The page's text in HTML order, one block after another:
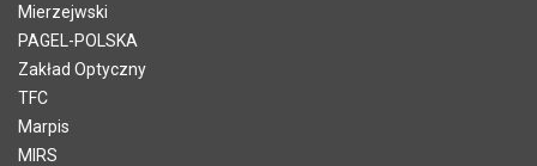
Mierzejwski
PAGEL-POLSKA
Zakład Optyczny
TFC
Marpis
MIRS